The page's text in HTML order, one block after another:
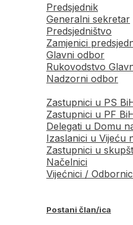
Predsjednik
Generalni sekretar
Predsjedništvo
Zamjenici
Glavni odbor
Rukovodstvo
Nadzorni odbor
Zastupnici u PS
Zastupnici u PF
Delegati u Domu
Izaslanici u Vijeću
Zastupnici u
Načelnici
Vijećnici /
Postani član/ica